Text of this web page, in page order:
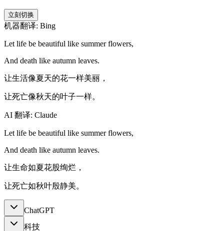
立刻切换
机器翻译: Bing
Let life be beautiful like summer flowers,
And death like autumn leaves.
让生活像夏天的花一样美丽，
让死亡像秋天的叶子一样。
AI 翻译: Claude
Let life be beautiful like summer flowers,
And death like autumn leaves.
让生命如夏花股绚烂，
让死亡如秋叶殷静美。
ChatGPT
科技